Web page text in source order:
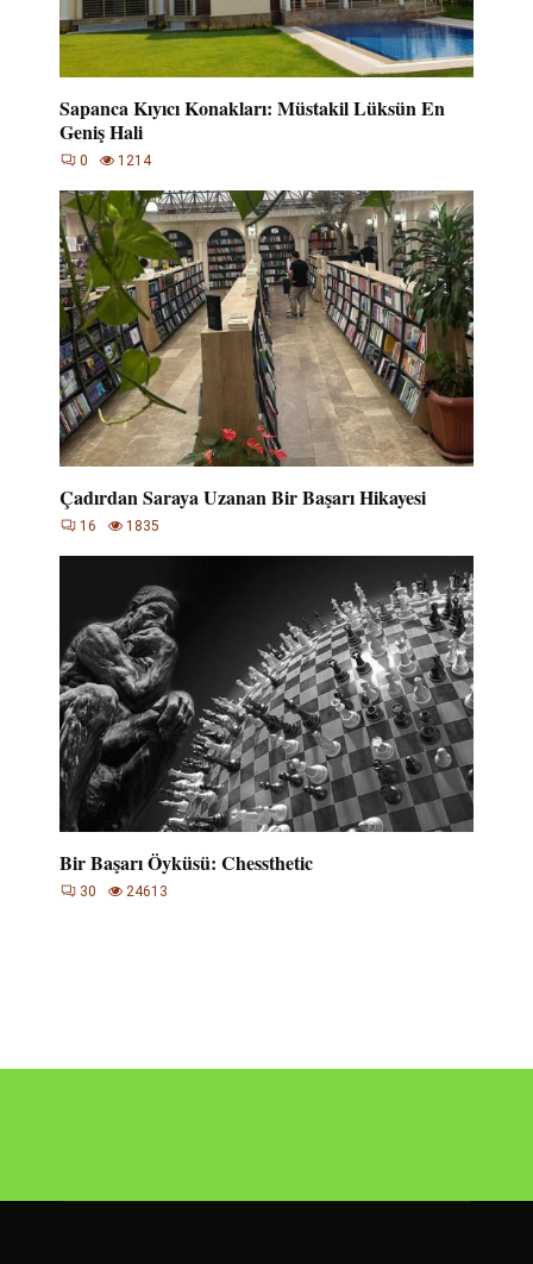
Sapanca Kıyıcı Konakları: Müstakil Lüksün En
Geniş Hali
0 1214
Çadırdan Saraya Uzanan Bir Başarı Hikayesi
16 1835
Bir Başarı Öyküsü: Chessthetic
30 24613